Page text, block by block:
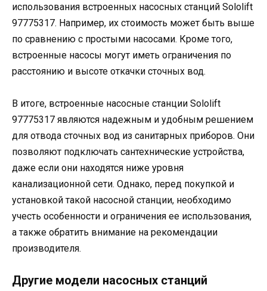
использования встроенных насосных станций Sololift
97775317. Например, их стоимость может быть выше
по сравнению с простыми насосами. Кроме того,
встроенные насосы могут иметь ограничения по
расстоянию и высоте откачки сточных вод.
В итоге, встроенные насосные станции Sololift
97775317 являются надежным и удобным решением
для отвода сточных вод из санитарных приборов. Они
позволяют подключать сантехнические устройства,
даже если они находятся ниже уровня
канализационной сети. Однако, перед покупкой и
установкой такой насосной станции, необходимо
учесть особенности и ограничения ее использования,
а также обратить внимание на рекомендации
производителя.
Другие модели насосных станций